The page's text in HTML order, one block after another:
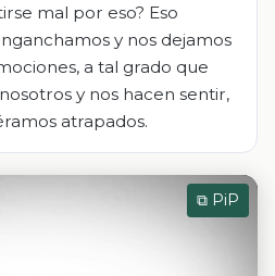
mal por eso? Eso
y nos dejamos
a tal grado que
y nos hacen sentir,
atrapados.
⧉ PiP